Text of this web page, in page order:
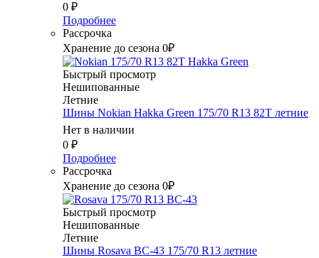
0 ₽
Подробнее
Рассрочка
Хранение до сезона 0₽
Быстрый просмотр
Нешипованные
Летние
Шины Nokian Hakka Green 175/70 R13 82T летние
Нет в наличии
0 ₽
Подробнее
Рассрочка
Хранение до сезона 0₽
Быстрый просмотр
Нешипованные
Летние
Шины Rosava BC-43 175/70 R13 летние